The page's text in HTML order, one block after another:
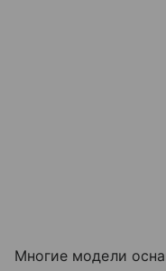
Многие модели